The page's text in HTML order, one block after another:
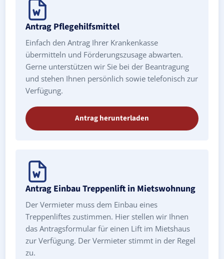
Antrag Pflegehilfsmittel
Einfach den Antrag Ihrer Krankenkasse
übermitteln und Förderungszusage abwarten.
Gerne unterstützen wir Sie bei der Beantragung
und stehen Ihnen persönlich sowie telefonisch zur
Verfügung.
Antrag herunterladen
Antrag Einbau Treppenlift in Mietswohnung
Der Vermieter muss dem Einbau eines
Treppenliftes zustimmen. Hier stellen wir Ihnen
das Antragsformular für einen Lift im Mietshaus
zur Verfügung. Der Vermieter stimmt in der Regel
zu.